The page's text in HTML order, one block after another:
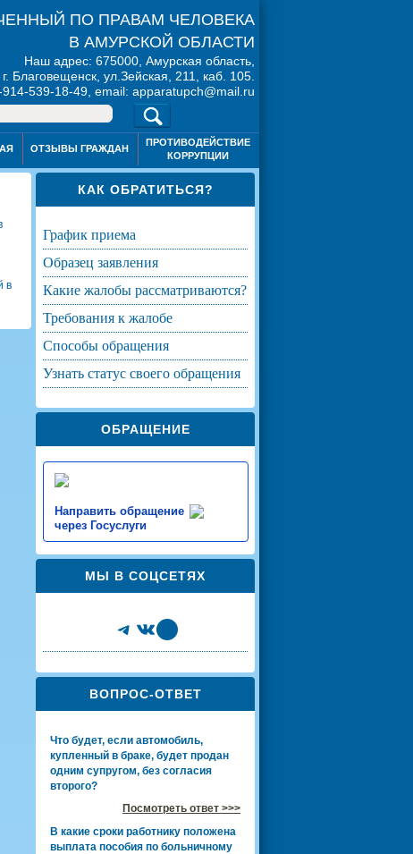
ПО ПРАВАМ ЧЕЛОВЕКА
В АМУРСКОЙ ОБЛАСТИ
Наш адрес: 675000, Амурская область,
г. Благовещенск, ул.Зейская, 211, каб. 105.
539-18-49, email: apparatupch@mail.ru
ОТЗЫВЫ ГРАЖДАН
ПРОТИВОДЕЙСТВИЕ
КОРРУПЦИИ
в
КАК ОБРАТИТЬСЯ?
график приема
образец заявления
какие жалобы рассматриваются?
требования к жалобе
способы обращения
узнать статус своего обращения
ОБРАЩЕНИЕ
Направить обращение
через Госуслуги
МЫ В СОЦСЕТЯХ
Telegram
VKShare Icon
ВОПРОС-ОТВЕТ
Что будет, если автомобиль,
купленный в браке, будет продан
одним супругом, без согласия
второго?
Посмотреть ответ >>>
В какие сроки работнику положена
выплата пособия по больничному